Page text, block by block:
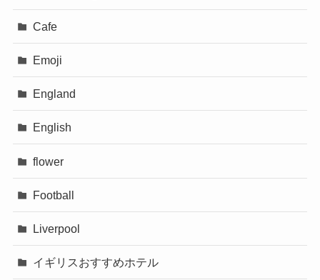
Cafe
Emoji
England
English
flower
Football
Liverpool
イギリスおすすめホテル